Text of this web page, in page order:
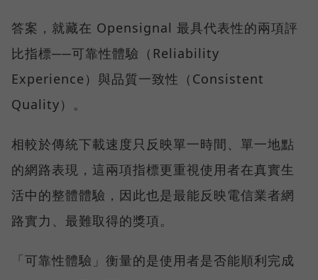
答案，就藏在 Opensignal 最具代表性的兩項評
比指標──可靠性體驗（Reliability
Experience）與品質一致性（Consistent
Quality）。
相較於傳統下載速度只反映單一時間、單一地點
的網路表現，這兩項指標更重視使用者在真實生
活中的整體體驗，因此也是最能反映電信業者網
路實力、最難取得的獎項。
「可靠性體驗」衡量的是使用者是否能順利完成